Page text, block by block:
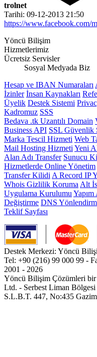
trolnet
Tarihi: 09-12-2013 21:50
https://www.facebook.com/
Yöncü Bilişim
Hizmetlerimiz
Ücretsiz Servisler
Sosyal Medyada Biz
Hesap ve IBAN Numaraları
İzinler İnsan Kaynakları
Üyelik Destek Sistemi
Kadromuz SSS
Bedava .tk Uzantılı Domain
Business API SSL Güvenlik
Marka Tescil Hizmeti Web
Mail Hosting Hizmeti Yeni
Alan Adı Transfer Sunucu
Hizmetlerde Online Yönetim
Transfer Kilidi A Record IP
Whois Gizlilik Koruma Alt
Uygulama Kurulumu Yapım
Değiştirme DNS
Teklif Sayfası
Destek Merkezi: Yöncü
Tel: +90 (216) 99 000 99 -
2001 - 2026
Yöncü Bilişim Çözümleri bir
Ltd. - Serbest Liman Bölgesi
S.L.B.T. 447, No:435